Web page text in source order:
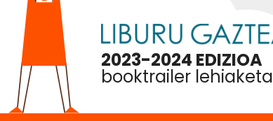
2023-2024 EDIZIOA
booktrailer lehiaketa